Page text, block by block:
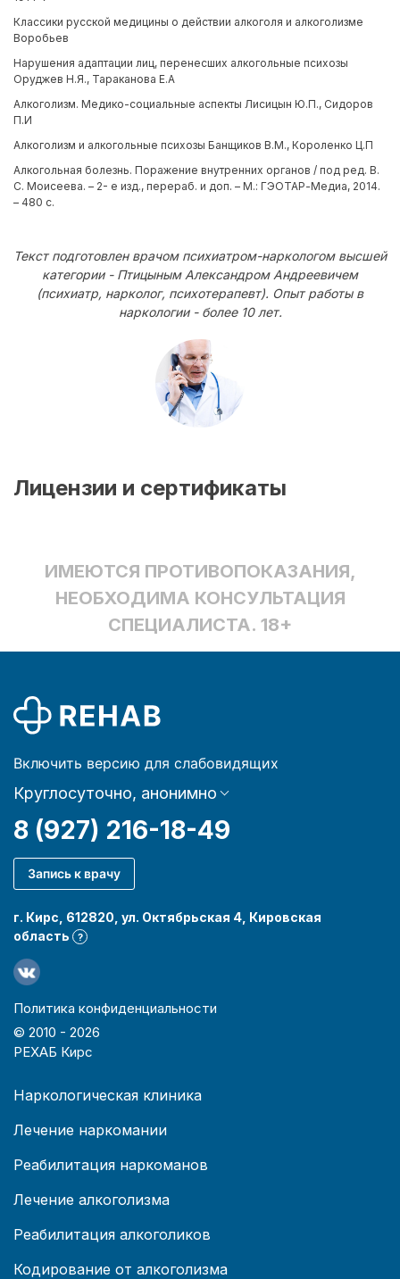
Классики русской медицины о действии алкоголя и алкоголизме
Воробьев
Нарушения адаптации лиц, перенесших алкогольные психозы
Оруджев Н.Я., Тараканова Е.А
Алкоголизм. Медико-социальные аспекты Лисицын Ю.П., Сидоров
П.И
Алкоголизм и алкогольные психозы Банщиков В.М., Короленко Ц.П
Алкогольная болезнь. Поражение внутренних органов / под ред. В.
С. Моисеева. – 2- е изд., перераб. и доп. – М.: ГЭОТАР-Медиа, 2014.
– 480 с.
Текст подготовлен врачом психиатром-наркологом высшей
категории - Птицыным Александром Андреевичем
(психиатр, нарколог, психотерапевт). Опыт работы в
наркологии - более 10 лет.
Лицензии и сертификаты
ИМЕЮТСЯ ПРОТИВОПОКАЗАНИЯ,
НЕОБХОДИМА КОНСУЛЬТАЦИЯ
СПЕЦИАЛИСТА. 18+
Включить версию для слабовидящих
Круглосуточно, анонимно
8 (927) 216-18-49
Запись к врачу
г. Кирс, 612820, ул. Октябрьская 4, Кировская
область
?
Политика конфиденциальности
© 2010 - 2026
РЕХАБ Кирс
Наркологическая клиника
Лечение наркомании
Реабилитация наркоманов
Лечение алкоголизма
Реабилитация алкоголиков
Кодирование от алкоголизма